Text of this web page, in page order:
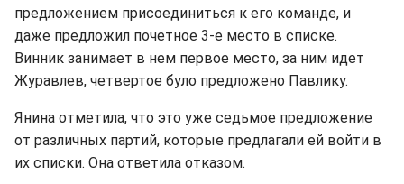
предложением присоединиться к его команде, и
даже предложил почетное 3-е место в списке.
Винник занимает в нем первое место, за ним идет
Журавлев, четвертое було предложено Павлику.
Янина отметила, что это уже седьмое предложение
от различных партий, которые предлагали ей войти в
их списки. Она ответила отказом.